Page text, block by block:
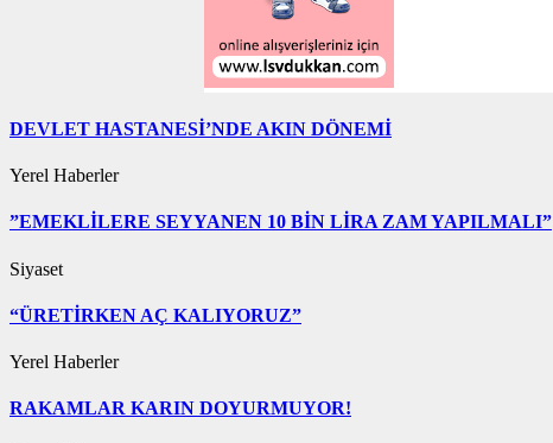
DEVLET HASTANESİ’NDE AKIN DÖNEMİ
Yerel Haberler
”EMEKLİLERE SEYYANEN 10 BİN LİRA ZAM YAPILMALI”
Siyaset
“ÜRETİRKEN AÇ KALIYORUZ”
Yerel Haberler
RAKAMLAR KARIN DOYURMUYOR!